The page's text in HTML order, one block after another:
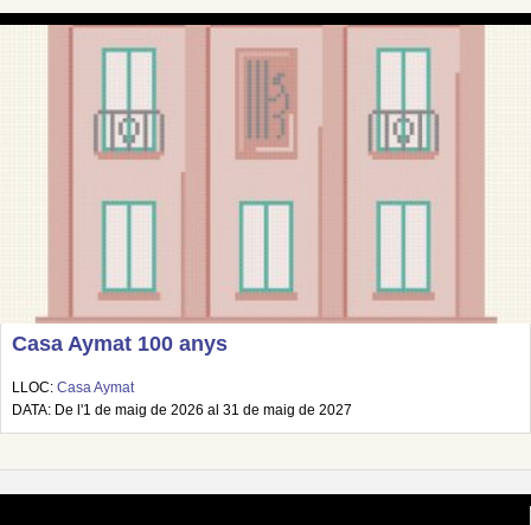
Casa Aymat 100 anys
LLOC: Casa Aymat
DATA: De l'1 de maig de 2026 al 31 de maig de 2027